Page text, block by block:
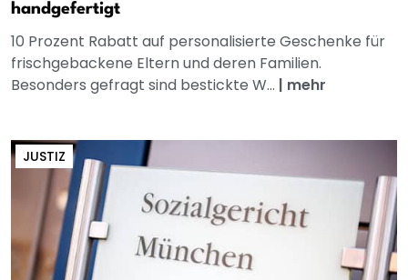
handgefertigt
10 Prozent Rabatt auf personalisierte Geschenke für
frischgebackene Eltern und deren Familien.
Besonders gefragt sind bestickte W... | mehr
JUSTIZ